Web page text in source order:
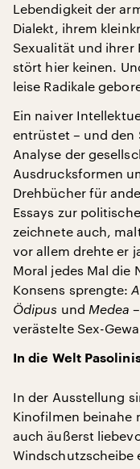
Lebendigkeit der
Dialekt, ihrem
Sexualität und ihrer
stört hier keinen.
leise Radikale
Ein naiver
entrüstet – und den
Analyse der
Ausdrucksformen
Drehbücher für
Essays zur
zeichnete auch,
vor allem drehte er
Moral jedes Mal die
Konsens sprengte:
Ödipus und Medea
verästelte Sex-
In die Welt
In der Ausstellung
Kinofilmen beinahe
auch äußerst
Windschutzscheibe